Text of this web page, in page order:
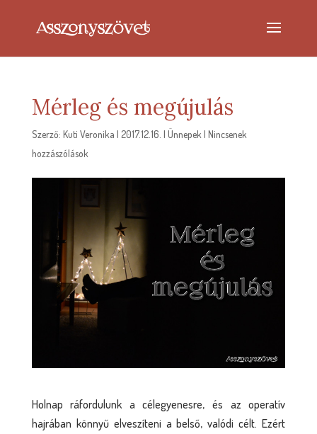
Mérleg és megújulás
Szerző: Kuti Veronika | 2017.12.16. | Ünnepek | Nincsenek
hozzászólások
Holnap ráfordulunk a célegyenesre, és az operatív
hajrában könnyű elveszíteni a belső, valódi célt. Ezért